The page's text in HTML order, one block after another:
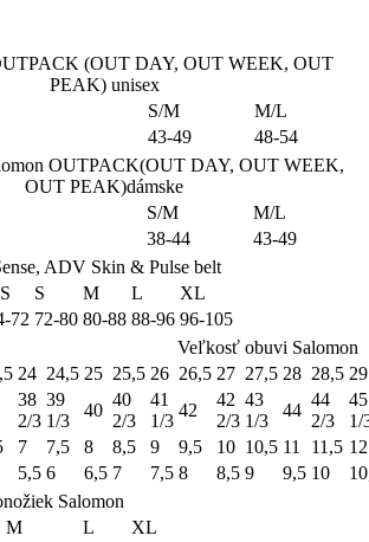
(OUT DAY, OUT WEEK, OUT
PEAK) unisex
S/M
M/L
43-49
48-54
OUTPACK(OUT DAY, OUT WEEK,
OUT PEAK)dámske
S/M
M/L
38-44
43-49
ADV Skin & Pulse belt
S M L
XL
72 72-80 80-88 88-96 96-105
Veľkosť obuvi Salomon
24 24,5 25 25,5 26 26,5 27 27,5 28 28,5 29
38
2/3
39
1/3
40
40
2/3
41
1/3
42
42
2/3
43
1/3
44
44
2/3
45
1/
7 7,5 8 8,5 9 9,5 10 10,5 11 11,5 12
5,5 6 6,5 7 7,5 8 8,5 9 9,5 10
Salomon
M L
XL